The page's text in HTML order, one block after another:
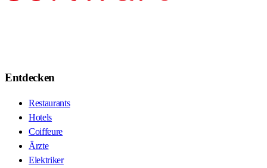
Entdecken
Restaurants
Hotels
Coiffeure
Ärzte
Elektriker